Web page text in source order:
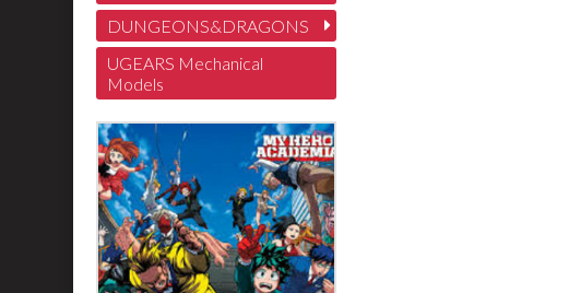
DUNGEONS&DRAGONS
UGEARS Mechanical
Models